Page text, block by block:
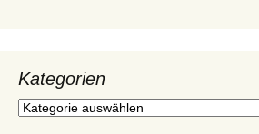
Kategorien
Kategorien